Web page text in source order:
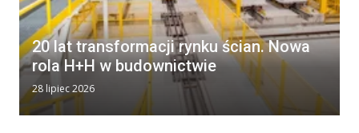
20 lat transformacji rynku ścian. Nowa
rola H+H w budownictwie
28 lipiec 2026